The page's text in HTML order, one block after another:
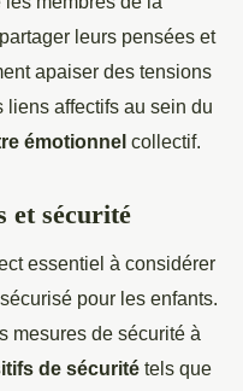
leurs pensées et
apaiser des tensions
liens affectifs au sein du
émotionnel collectif.
et sécurité
essentiel à considérer
pour les enfants.
mesures de sécurité à
de sécurité tels que